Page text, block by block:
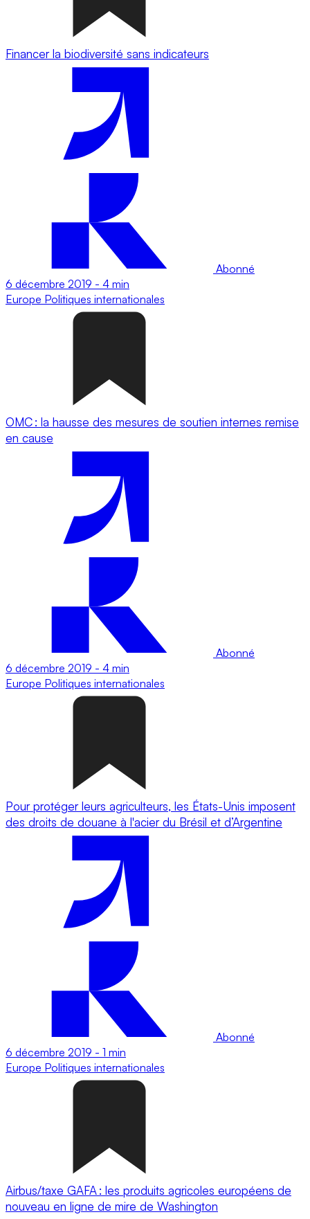
Financer la biodiversité sans indicateurs
Abonné
6 décembre 2019 - 4 min
Europe Politiques internationales
OMC : la hausse des mesures de soutien internes remise
en cause
Abonné
6 décembre 2019 - 4 min
Europe Politiques internationales
Pour protéger leurs agriculteurs, les États-Unis imposent
des droits de douane à l'acier du Brésil et d’Argentine
Abonné
6 décembre 2019 - 1 min
Europe Politiques internationales
Airbus/taxe GAFA : les produits agricoles européens de
nouveau en ligne de mire de Washington